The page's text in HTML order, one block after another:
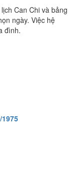
Can Chi và bảng
ngày. Việc hệ
đình.